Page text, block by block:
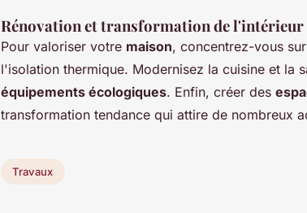
Rénovation et transformation de l'intérieur
Pour valoriser votre maison, concentrez-vous
l'isolation thermique. Modernisez la cuisine et la
équipements écologiques. Enfin, créer des
transformation tendance qui attire de nombreux
Travaux